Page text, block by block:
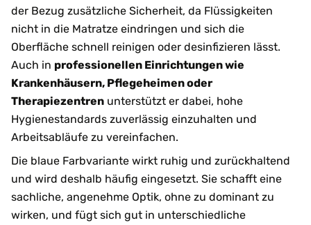
der Bezug zusätzliche Sicherheit, da Flüssigkeiten
nicht in die Matratze eindringen und sich die
Oberfläche schnell reinigen oder desinfizieren lässt.
Auch in professionellen Einrichtungen wie
Krankenhäusern, Pflegeheimen oder
Therapiezentren unterstützt er dabei, hohe
Hygienestandards zuverlässig einzuhalten und
Arbeitsabläufe zu vereinfachen.
Die blaue Farbvariante wirkt ruhig und zurückhaltend
und wird deshalb häufig eingesetzt. Sie schafft eine
sachliche, angenehme Optik, ohne zu dominant zu
wirken, und fügt sich gut in unterschiedliche